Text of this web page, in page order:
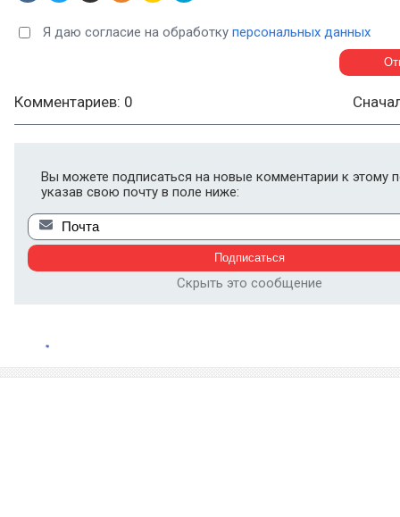
Я даю согласие на обработку персональных данных
Комментариев: 0
Вы можете подписаться на новые комментарии к этому
указав свою почту в поле ниже:
Скрыть это сообщение